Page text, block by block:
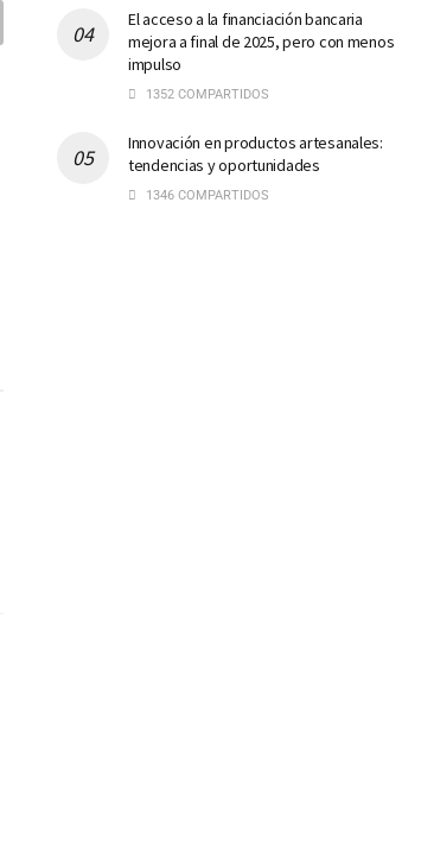
El acceso a la financiación bancaria
mejora a final de 2025, pero con menos
impulso
1352 COMPARTIDOS
Innovación en productos artesanales:
tendencias y oportunidades
1346 COMPARTIDOS